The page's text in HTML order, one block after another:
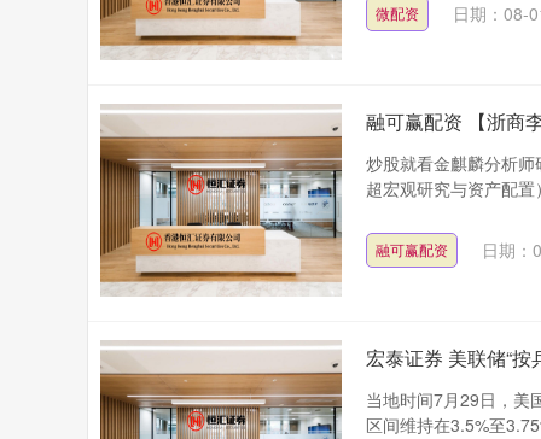
微配资 日期：08-
融可赢配资 【浙商
炒股就看金麒麟分析
超宏观研究与资产配
融可赢配资 日期：
宏泰证券 美联储“
当地时间7月29日，美
区间维持在3.5%至